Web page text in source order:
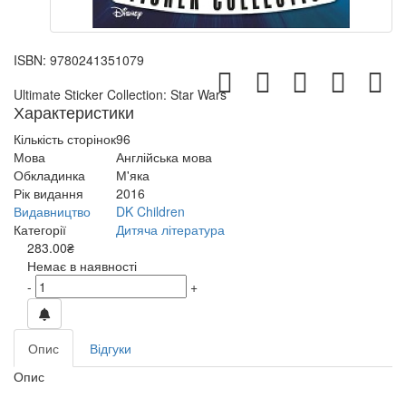
ISBN: 9780241351079
Ultimate Sticker Collection: Star Wars
Характеристики
Кількість сторінок96
Мова
Англійська мова
Обкладинка
М'яка
Рік видання
2016
Видавництво
DK Children
Категорії
Дитяча література
283.00₴
Немає в наявності
-
+
Опис
Відгуки
Опис